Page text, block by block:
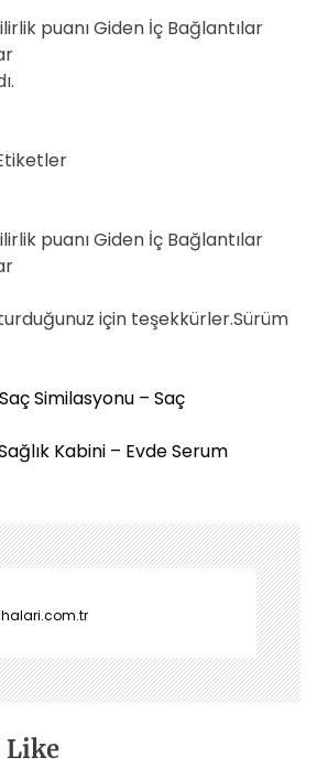
puanı Giden İç Bağlantılar
puanı Giden İç Bağlantılar
için teşekkürler.Sürüm
Similasyonu – Saç
Kabini – Evde Serum
Like